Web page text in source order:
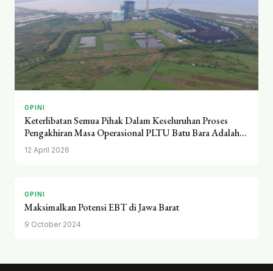
OPINI
Keterlibatan Semua Pihak Dalam Keseluruhan Proses
Pengakhiran Masa Operasional PLTU Batu Bara Adalah
Kunci
12 April 2026
OPINI
Maksimalkan Potensi EBT di Jawa Barat
9 October 2024